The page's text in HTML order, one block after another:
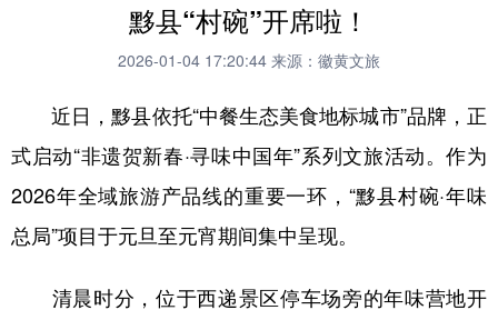
高层 时政
财经 网评
台湾 思客智库 全球连线 教育
科技 科创 量子 体育
文化 书画 健康 军事
访谈 视频 图片
法律 中央文件 金融 汽车
黟县“村碗”开席啦！
2026-01-04 17:20:44 来源：徽黄文旅
近日，黟县依托“中餐生态美食地标城市”品牌，正
式启动“非遗贺新春·寻味中国年”系列文旅活动。作为
2026年全域旅游产品线的重要一环，“黟县村碗·年味
总局”项目于元旦至元宵期间集中呈现。
清晨时分，位于西递景区停车场旁的年味营地开